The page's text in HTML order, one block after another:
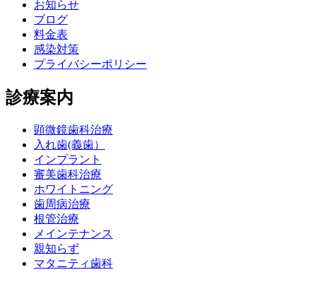
お知らせ
ブログ
料金表
感染対策
プライバシーポリシー
診療案内
顕微鏡歯科治療
入れ歯(義歯）
インプラント
審美歯科治療
ホワイトニング
歯周病治療
根管治療
メインテナンス
親知らず
マタニティ歯科